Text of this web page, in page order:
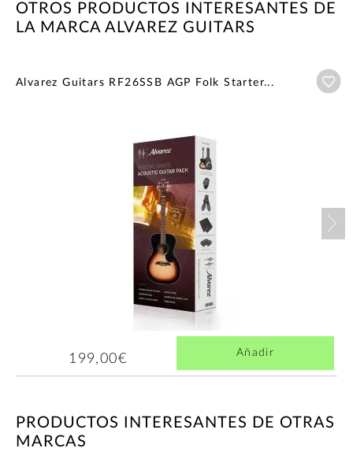
OTROS PRODUCTOS INTERESANTES DE
LA MARCA ALVAREZ GUITARS
Alvarez Guitars RF26SSB AGP Folk Starter...
199,00€ Añadir
PRODUCTOS INTERESANTES DE OTRAS
MARCAS